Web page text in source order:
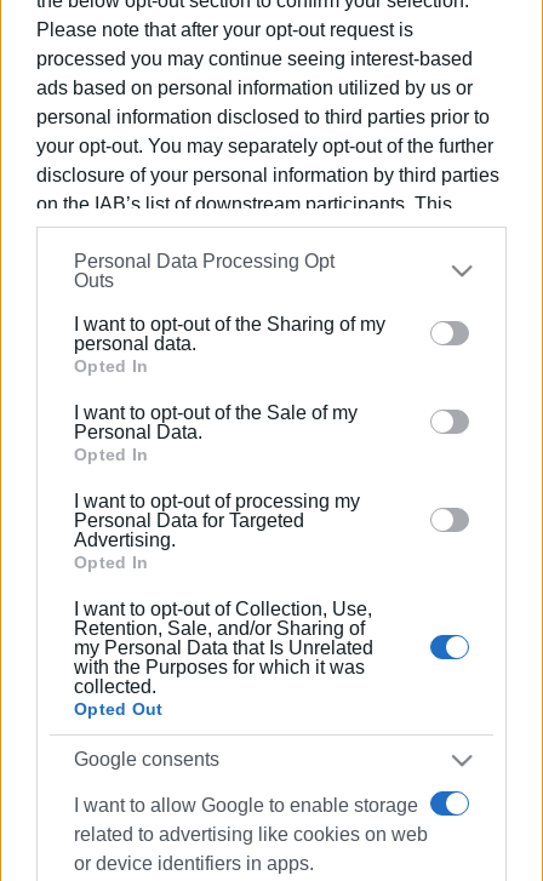
Please note that after your opt-out request is
processed you may continue seeing interest-based
ads based on personal information utilized by us or
personal information disclosed to third parties prior to
your opt-out. You may separately opt-out of the further
disclosure of your personal information by third parties
on the IAB’s list of downstream participants. This
information may also be disclosed by us to third parties
on theIAB’s List of Downstream Participants
that may
further disclose it to other third parties.
Please note that this website/app uses one or more
Google services and may gather and store information
behaviour. You may click to grant or deny consent to
Google and its third-party tags to use your data for
section.
Personal Data Processing Opt
Outs
I want to opt-out of the Sharing of my
personal data.
Opted In
I want to opt-out of the Sale of my
Personal Data.
Opted In
I want to opt-out of processing my
Personal Data for Targeted
Advertising.
Opted In
I want to opt-out of Collection, Use,
Retention, Sale, and/or Sharing of
my Personal Data that Is Unrelated
with the Purposes for which it was
collected.
Opted Out
Google consents
I want to allow Google to enable storage
related to advertising like cookies on web
or device identifiers in apps.
ενός εφήβου.
Εμφανίσεις: 113
ΓΙΩΡΓΟΣ ΚΑΤΣΑΪΤΗΣ
Είναι ο εκδότης - διευθυντής της Ενημέρωσης.
Έχει σπουδάσει και εργαστεί ως μηχανικός και
ηλεκτρονικός. Δημοσιογραφεί από τις αρχές της
δεκαετίας του 1980. Έχει συνεργαστεί με σχεδόν
όλες τις αθηναϊκές εφημερίδες. Διετέλεσε
πρόεδρος του Συνδέσμου Ημερησίων
Περιφερειακών Εφημερίδων, τον οποίον
υπηρέτησε και από τη θέση του γενικού
πως η ισχυρότερη ιδιότητα του δημοσιογράφου
στην ενημέρωση είναι το ενδιαφέρον του για τα
κοινά και στην επικοινωνία η έντιμη και
ανιδιοτελής διαμεσολάβηση.
Ακολουθήστε το enimerosi στοFacebook